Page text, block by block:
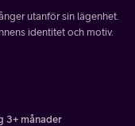
utanför sin lägenhet.
identitet och motiv.
3+ månader